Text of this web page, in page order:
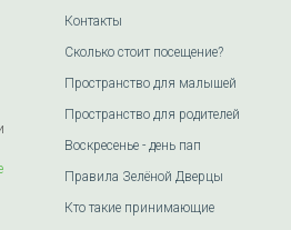
Контакты
Сколько стоит посещение?
Пространство для малышей
Пространство для родителей
Воскресенье - день пап
Правила Зелёной Дверцы
Кто такие принимающие